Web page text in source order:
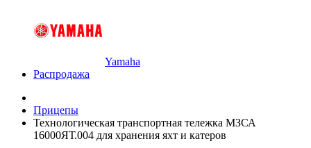
Yamaha
Распродажа
Прицепы
Технологическая транспортная тележка МЗСА
16000ЯТ.004 для хранения яхт и катеров